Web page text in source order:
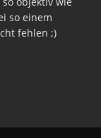
so einem
fehlen ;)